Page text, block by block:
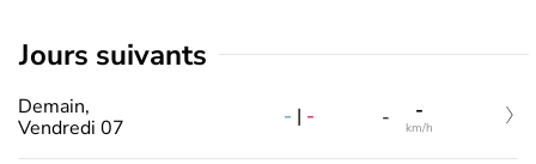
jours suivants
Demain,
Vendredi 07
- | - - -
km/h